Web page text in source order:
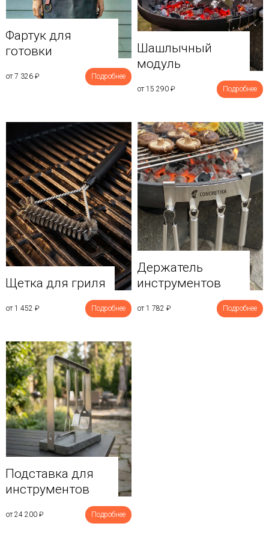
Фартук для
готовки
от 7 326 ₽ Подробнее
Шашлычный
модуль
от 15 290 ₽ Подробнее
Щетка для гриля
от 1 452 ₽ Подробнее
Держатель
инструментов
от 1 782 ₽ Подробнее
Подставка для
инструментов
от 24 200 ₽ Подробнее